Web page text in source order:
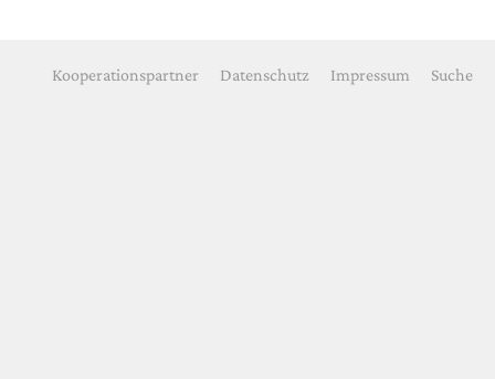
Kooperationspartner Datenschutz Impressum Suche